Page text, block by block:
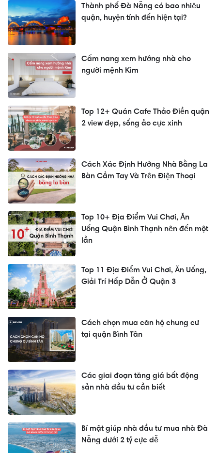
Thành phố Đà Nẵng có bao nhiêu
quận, huyện tính đến hiện tại?
Cẩm nang xem hướng nhà cho
người mệnh Kim
Top 12+ Quán Cafe Thảo Điền quận
2 view đẹp, sống ảo cực xinh
Cách Xác Định Hướng Nhà Bằng La
Bàn Cầm Tay Và Trên Điện Thoại
Top 10+ Địa Điểm Vui Chơi, Ăn
Uống Quận Bình Thạnh nên đến một
lần
Top 11 Địa Điểm Vui Chơi, Ăn Uống,
Giải Trí Hấp Dẫn Ở Quận 3
Cách chọn mua căn hộ chung cư
tại quận Bình Tân
Các giai đoạn tăng giá bất động
sản nhà đầu tư cần biết
Bí mật giúp nhà đầu tư mua nhà Đà
Nẵng dưới 2 tỷ cực dễ